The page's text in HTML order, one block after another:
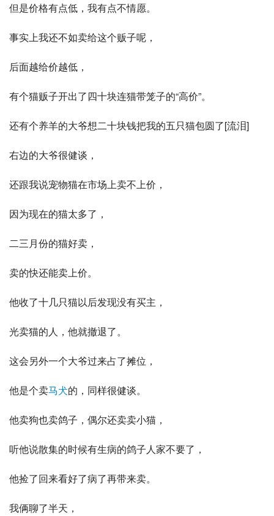
但是价格有点低，我有点不情愿。
事实上我还不如卖给这个贩子呢，
后面越给价越低，
有个猫贩子开出了四十块连猫带笼子的“高价”。
还有个养羊的大爷想二十块钱把我的五只猫包圆了[流泪]
右边的大爷很健谈，
还跟我说宠物猫在市场上卖不上价，
因为现在的猫太多了，
二三月份的猫好卖，
卖的快还能卖上价。
他收了十几只猫以后发现没有买主，
光卖猫的人，他就撤退了。
这会另外一个大爷过来占了摊位，
他是个卖马犬的，同样很健谈。
他卖狗也卖鸽子，偶尔还卖卖小猫，
听他说散集的时候有生病的鸽子人家不要了，
他捡了回来看好了病了再带来卖。
我俩聊了半天，